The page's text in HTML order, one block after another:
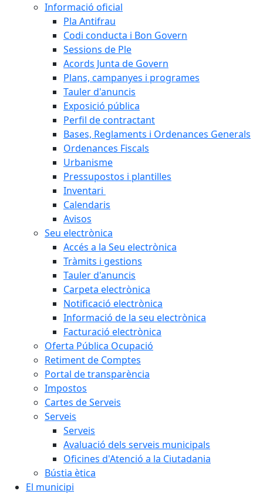
Informació oficial
Pla Antifrau
Codi conducta i Bon Govern
Sessions de Ple
Acords Junta de Govern
Plans, campanyes i programes
Tauler d'anuncis
Exposició pública
Perfil de contractant
Bases, Reglaments i Ordenances Generals
Ordenances Fiscals
Urbanisme
Pressupostos i plantilles
Inventari
Calendaris
Avisos
Seu electrònica
Accés a la Seu electrònica
Tràmits i gestions
Tauler d'anuncis
Carpeta electrònica
Notificació electrònica
Informació de la seu electrònica
Facturació electrònica
Oferta Pública Ocupació
Retiment de Comptes
Portal de transparència
Impostos
Cartes de Serveis
Serveis
Serveis
Avaluació dels serveis municipals
Oficines d'Atenció a la Ciutadania
Bústia ètica
El municipi